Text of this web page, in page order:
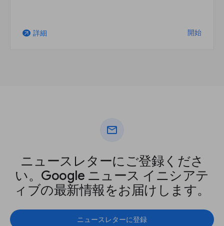
arrow_outward 詳細 開始
mail
ニュースレターにご登録くださ
い。Google ニュース イニシアテ
ィブの最新情報をお届けします。
ニュースレターに登録